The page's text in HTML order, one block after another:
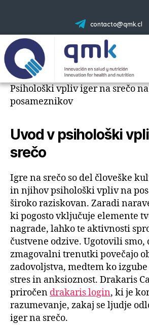
contacto@qmk.cl
Psihološki vpliv iger na srečo
posameznikov
Uvod v psihološki
srečo
Igre na srečo so del človeške
in njihov psihološki vpliv na
široko raziskovan. Zaradi
ki pogosto vključuje elemente
nagrade, lahko te aktivnosti
čustvene odzive. Ugotovili smo,
zmagovalni trenutki povečajo
zadovoljstva, medtem ko
stres in anksioznost. Drakaris
priročen drakaris login, ki je
razumevanje, zakaj se ljudje
iger na srečo.